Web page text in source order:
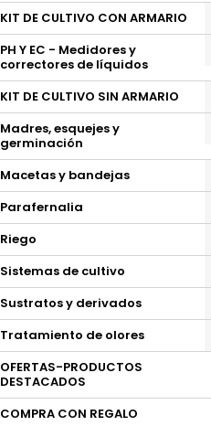
KIT DE CULTIVO CON ARMARIO
PH Y EC - Medidores y
correctores de líquidos
KIT DE CULTIVO SIN ARMARIO
Madres, esquejes y
germinación
Macetas y bandejas
Parafernalia
Riego
Sistemas de cultivo
Sustratos y derivados
Tratamiento de olores
OFERTAS-PRODUCTOS
DESTACADOS
COMPRA CON REGALO